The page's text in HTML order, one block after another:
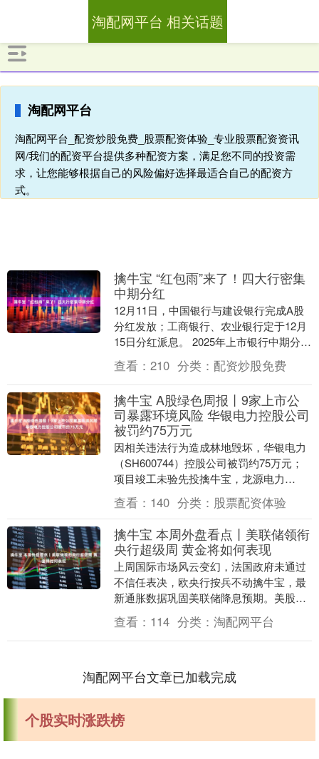
淘配网平台
淘配网平台_配资炒股免费_股票配资体验_专业股票配资资讯
网/我们的配资平台提供多种配资方案，满足您不同的投资需
求，让您能够根据自己的风险偏好选择最适合自己的配资方
式。
淘配网平台 相关话题
擒牛宝 “红包雨”来了！四大行密集
中期分红
12月11日，中国银行与建设银行完成A股
分红发放；工商银行、农业银行定于12月
15日分红派息。 2025年上市银行中期分红
总体节奏提前、总额提升。据Wind数据....
查看： 210 分类： 配资炒股免费
擒牛宝 A股绿色周报丨9家上市公
司暴露环境风险 华银电力控股公司
被罚约75万元
因相关违法行为造成林地毁坏，华银电力
（SH600744）控股公司被罚约75万元；
项目竣工未验先投擒牛宝，龙源电力
（SZ001289）控股公司收到36万元罚单
2....
查看： 140 分类： 股票配资体验
擒牛宝 本周外盘看点丨美联储领衔
央行超级周 黄金将如何表现
上周国际市场风云变幻，法国政府未通过
不信任表决，欧央行按兵不动擒牛宝，最
新通胀数据巩固美联储降息预期。美股全
线上涨，道指周涨0.95%，纳指周涨
2.03%，标普....
查看： 114 分类： 淘配网平台
淘配网平台文章已加载完成
个股实时涨跌榜